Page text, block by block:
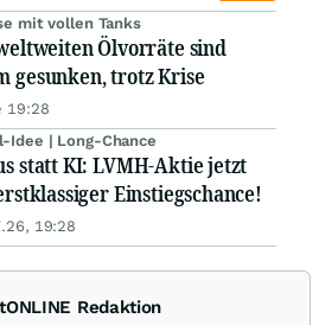
mit vollen Tanks
Ölvorräte sind
gesunken, trotz Krise
19:28
Idee | Long-Chance
statt KI: LVMH-Aktie jetzt
Einstiegschance!
19:28
Redaktion